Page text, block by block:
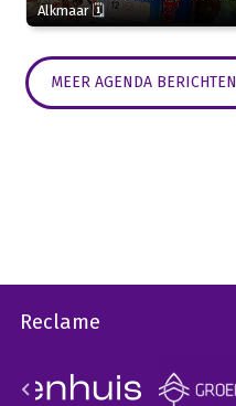
Alkmaar 🗓
MEER AGENDA BERICHTEN
Reclame